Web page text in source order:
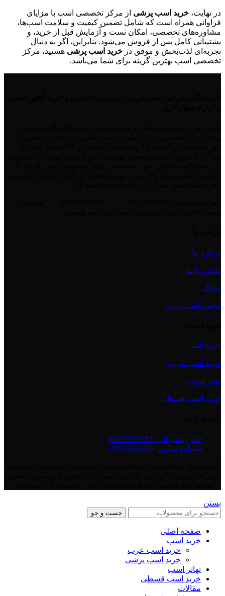
در نهایت، خرید اسب پرشی از مرکز تخصصی اسب با مزایای
فراوانی همراه است که شامل تضمین کیفیت و سلامت اسب‌ها،
مشاوره‌های تخصصی، امکان تست و آزمایش قبل از خرید، و
پشتیبانی کامل پس از فروش می‌شود. بنابراین، اگر به دنبال
تجربه‌ای لذت‌بخش و موفق در خرید اسب پرشی هستید، مرکز
تخصصی اسب بهترین گزینه برای شما می‌باشد.
درباره ما
تماس با ما
وبلاگ
انجمن اسب ایران
خرید اسب
خرید اسب عرب
تهاتر اسب
خرید اسب قسطی
تلفن پشتیبانی: 02633510352
شماره تماس: 09124608266
بستن
جست و جو
صفحه اصلی
خرید اسب
خرید اسب عرب
خرید اسب پرشی
تهاتر اسب
خرید اسب قسطی
مقالات